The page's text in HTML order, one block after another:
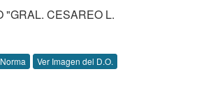
"GRAL. CESAREO L.
Ver Imagen del D.O.